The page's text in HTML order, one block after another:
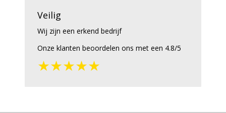
Veilig
Wij zijn een erkend bedrijf
Onze klanten beoordelen ons met een 4.8/5
★★★★★